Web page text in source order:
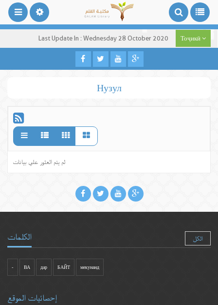
Last Update In : Wednesday 28 October 2020 Тоҷикӣ
Нузул
لم يتم العثور علي بيانات
الكلمات الكل
- ВА дар БАЙТ мекунанд
إحصائيات الموقع